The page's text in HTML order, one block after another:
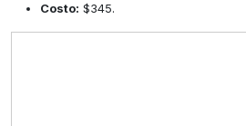
Costo: $345.